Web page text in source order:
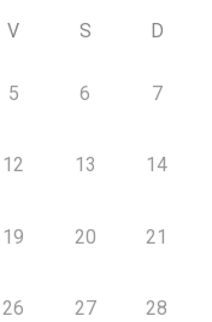
V S D
5 6 7
12 13 14
19 20 21
26 27 28